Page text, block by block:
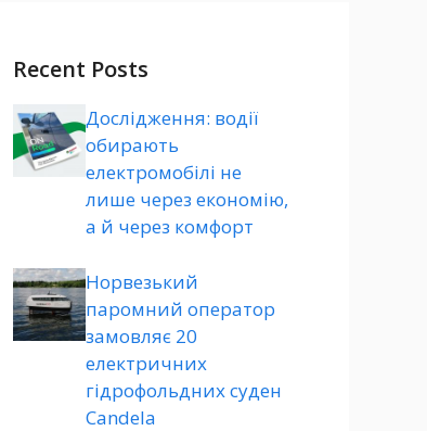
Recent Posts
Дослідження: водії
обирають
електромобілі не
лише через економію,
а й через комфорт
Норвезький
паромний оператор
замовляє 20
електричних
гідрофольдних суден
Candela